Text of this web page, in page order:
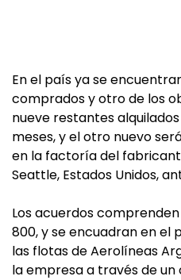
En el país ya se
comprados y otro de los
nueve restantes
meses, y el otro nuevo
en la factoría del
Seattle, Estados Unidos,
Los acuerdos
800, y se encuadran en el
las flotas de Aerolíneas
la empresa a través de